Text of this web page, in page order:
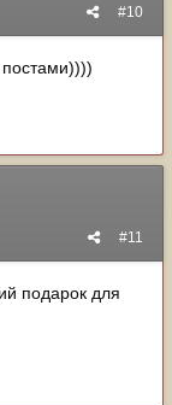
#10
#11
подарок для